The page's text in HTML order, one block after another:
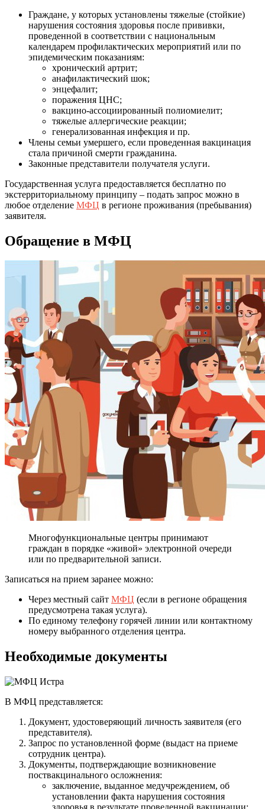
Граждане, у которых установлены тяжелые (стойкие)
нарушения состояния здоровья после прививки,
проведенной в соответствии с национальным
календарем профилактических мероприятий или по
эпидемическим показаниям:
хронический артрит;
анафилактический шок;
энцефалит;
поражения ЦНС;
вакцино-ассоциированный полиомиелит;
тяжелые аллергические реакции;
генерализованная инфекция и пр.
Члены семьи умершего, если проведенная вакцинация
стала причиной смерти гражданина.
Законные представители получателя услуги.
Государственная услуга предоставляется бесплатно по
экстерриториальному принципу – подать запрос можно в
любое отделение МФЦ в регионе проживания (пребывания)
заявителя.
Обращение в МФЦ
Многофункциональные центры принимают
граждан в порядке «живой» электронной очереди
или по предварительной записи.
Записаться на прием заранее можно:
Через местный сайт МФЦ (если в регионе обращения
предусмотрена такая услуга).
По единому телефону горячей линии или контактному
номеру выбранного отделения центра.
Необходимые документы
В МФЦ представляется:
Документ, удостоверяющий личность заявителя (его
представителя).
Запрос по установленной форме (выдаст на приеме
сотрудник центра).
Документы, подтверждающие возникновение
поствакцинального осложнения:
заключение, выданное медучреждением, об
установлении факта нарушения состояния